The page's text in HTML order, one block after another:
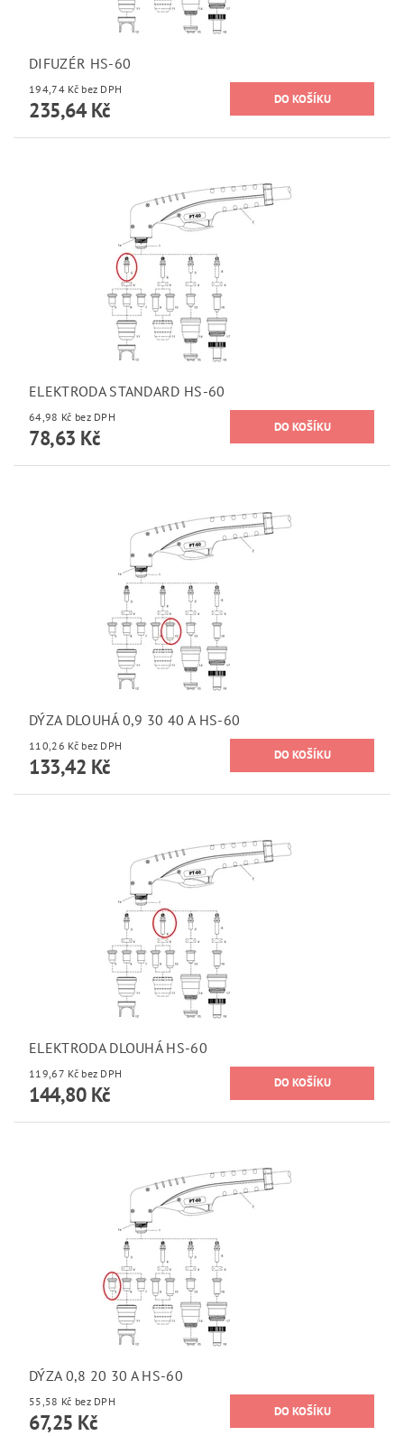
DIFUZÉR HS-60
194,74 Kč bez DPH
235,64 Kč
ELEKTRODA STANDARD HS-60
64,98 Kč bez DPH
78,63 Kč
DÝZA DLOUHÁ 0,9 30 40 A HS-60
110,26 Kč bez DPH
133,42 Kč
ELEKTRODA DLOUHÁ HS-60
119,67 Kč bez DPH
144,80 Kč
DÝZA 0,8 20 30 A HS-60
55,58 Kč bez DPH
67,25 Kč